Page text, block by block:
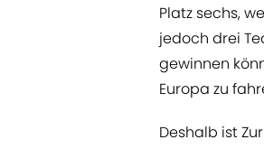
Platz sechs,
jedoch drei
gewinnen
Europa zu
Deshalb ist